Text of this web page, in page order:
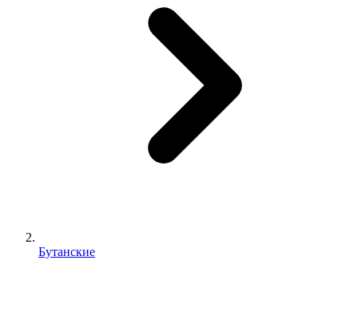
Бутанские